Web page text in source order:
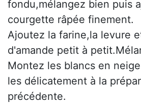
fondu,mélangez bien puis
courgette râpée finement.
Ajoutez la farine,la levure
d'amande petit à
Montez les blancs en
les délicatement à la
précédente.